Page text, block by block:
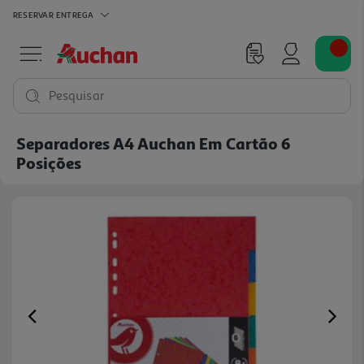
RESERVAR ENTREGA
Pesquisar
Separadores A4 Auchan Em Cartão 6
Posições
Previous